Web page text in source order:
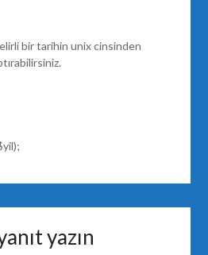
bir tarihin unix cinsinden
yazın